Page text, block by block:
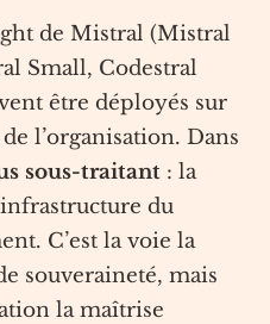
de Mistral (Mistral
Small, Codestral
être déployés sur
l’organisation. Dans
sous-traitant : la
du
C’est la voie la
souveraineté, mais
la maîtrise